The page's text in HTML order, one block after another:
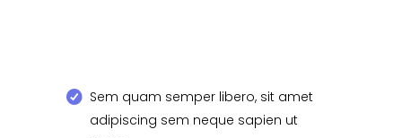
Sem quam semper libero, sit amet
adipiscing sem neque sapien ut